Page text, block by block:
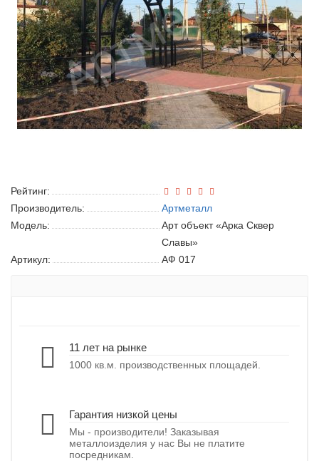
Рейтинг:
Производитель:
Артметалл
Модель:
Арт объект «Арка Сквер
Славы»
Артикул:
АФ 017
11 лет на рынке
1000 кв.м. производственных площадей.
Гарантия низкой цены
Мы - производители! Заказывая
металлоизделия у нас Вы не платите
посредникам.